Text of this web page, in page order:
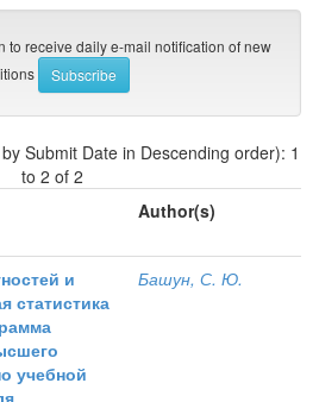
to receive daily e-mail notification of new
Submit Date in Descending order): 1
to 2 of 2
Author(s)
и
статистика
учебной
Башун, С. Ю.